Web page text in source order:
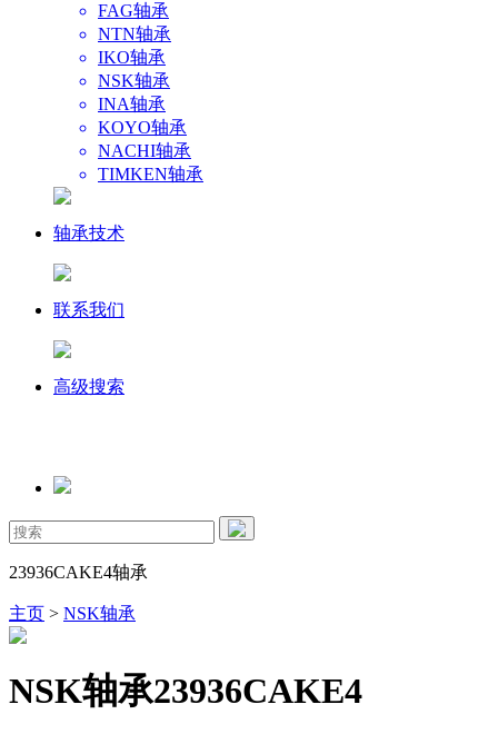
FAG轴承
NTN轴承
IKO轴承
NSK轴承
INA轴承
KOYO轴承
NACHI轴承
TIMKEN轴承
轴承技术
联系我们
高级搜索
23936CAKE4轴承
主页 > NSK轴承
NSK轴承23936CAKE4